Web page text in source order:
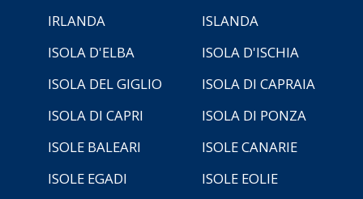
IRLANDA
ISLANDA
ISOLA D'ELBA
ISOLA D'ISCHIA
ISOLA DEL GIGLIO
ISOLA DI CAPRAIA
ISOLA DI CAPRI
ISOLA DI PONZA
ISOLE BALEARI
ISOLE CANARIE
ISOLE EGADI
ISOLE EOLIE